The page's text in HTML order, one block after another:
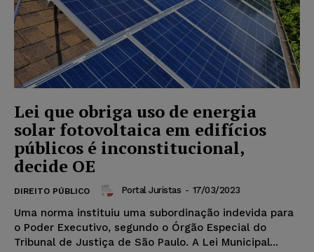
Lei que obriga uso de energia
solar fotovoltaica em edifícios
públicos é inconstitucional,
decide OE
DIREITO PÚBLICO Portal Juristas - 17/03/2023
Uma norma instituiu uma subordinação indevida para
o Poder Executivo, segundo o Órgão Especial do
Tribunal de Justiça de São Paulo. A Lei Municipal...